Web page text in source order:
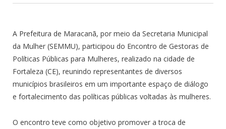
A Prefeitura de Maracanã, por meio da Secretaria Municipal
da Mulher (SEMMU), participou do Encontro de Gestoras de
Políticas Públicas para Mulheres, realizado na cidade de
Fortaleza (CE), reunindo representantes de diversos
municípios brasileiros em um importante espaço de diálogo
e fortalecimento das políticas públicas voltadas às mulheres.
O encontro teve como objetivo promover a troca de